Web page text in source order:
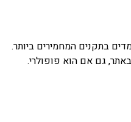
בתקנים המחמירים ביותר.
גם אם הוא פופולרי.